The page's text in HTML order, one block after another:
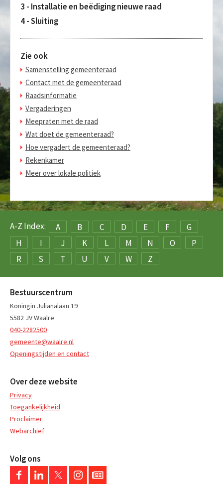
3 - Installatie en beëdiging nieuwe raad
4 - Sluiting
Zie ook
Samenstelling gemeenteraad
Contact met de gemeenteraad
Raadsinformatie
Vergaderingen
Meepraten met de raad
Wat doet de gemeenteraad?
Hoe vergadert de gemeenteraad?
Rekenkamer
Meer over lokale politiek
A-Z Index: A B C D E F
G
H
I J K L M N O
P
R
S T U V W Z
Bestuurscentrum
Koningin Julianalaan 19
5582 JV Waalre
040-2282500
gemeente@waalre.nl
Openingstijden en contact
Over deze website
Privacy
Toegankelijkheid
Proclaimer
Webarchief
Volg ons